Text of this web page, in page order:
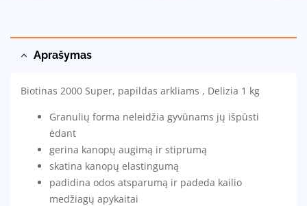
Aprašymas
Biotinas 2000 Super, papildas arkliams , Delizia 1 kg
Granulių forma neleidžia gyvūnams jų išpūsti
ėdant
gerina kanopų augimą ir stiprumą
skatina kanopų elastingumą
padidina odos atsparumą ir padeda kailio
medžiagų apykaitai